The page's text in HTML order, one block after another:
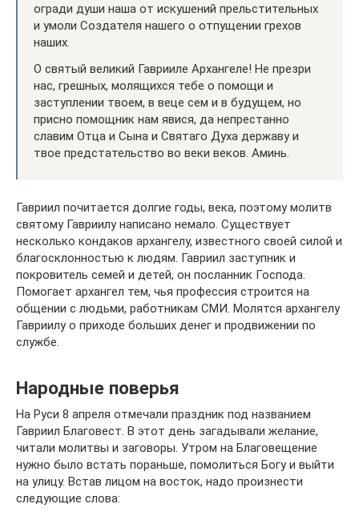
огради души наша от искушений прельстительных
и умоли Создателя нашего о отпущении грехов
наших.
О святый великий Гаврииле Архангелe! He презри
нас, грешных, молящихся тебе о помощи и
заступлении твоем, в веце сем и в будущем, но
присно помощник нам явися, да непрестанно
славим Отца и Сына и Святаго Духа державу и
твое предстательство во веки веков. Аминь.
Гавриил почитается долгие годы, века, поэтому молитв
святому Гавриилу написано немало. Существует
несколько кондаков архангелу, известного своей силой и
благосклонностью к людям. Гавриил заступник и
покровитель семей и детей, он посланник Господа.
Помогает архангел тем, чья профессия строится на
общении с людьми, работникам СМИ. Молятся архангелу
Гавриилу о приходе больших денег и продвижении по
службе.
Народные поверья
На Руси 8 апреля отмечали праздник под названием
Гавриил Благовест. В этот день загадывали желание,
читали молитвы и заговоры. Утром на Благовещение
нужно было встать пораньше, помолиться Богу и выйти
на улицу. Встав лицом на восток, надо произнести
следующие слова: